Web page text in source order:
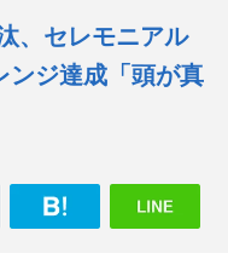
M
u
t
、セレモニアル
ンジ達成「頭が真